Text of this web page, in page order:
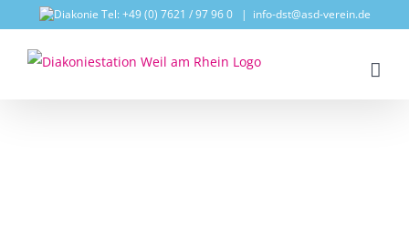
springen
Tel: +49 (0) 7621 / 97 96 0 | info-dst@asd-verein.de